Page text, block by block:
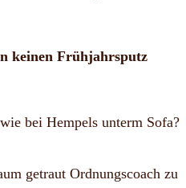
keinen Frühjahrsputz
bei Hempels unterm Sofa?
getraut Ordnungscoach zu